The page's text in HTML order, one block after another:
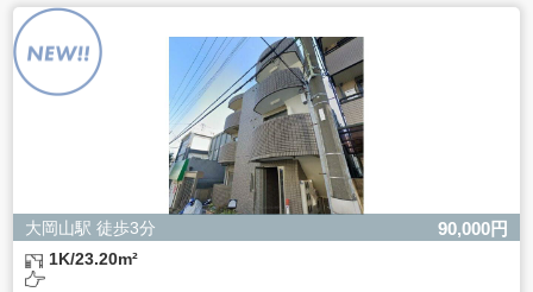
大岡山駅 徒歩3分 90,000円
1K/23.20m²